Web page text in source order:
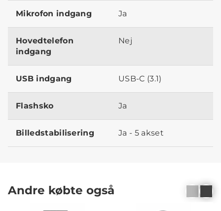
Mikrofon indgang Ja
Hovedtelefon
indgang
Nej
USB indgang USB-C (3.1)
Flashsko Ja
Billedstabilisering Ja - 5 akset
Andre købte også